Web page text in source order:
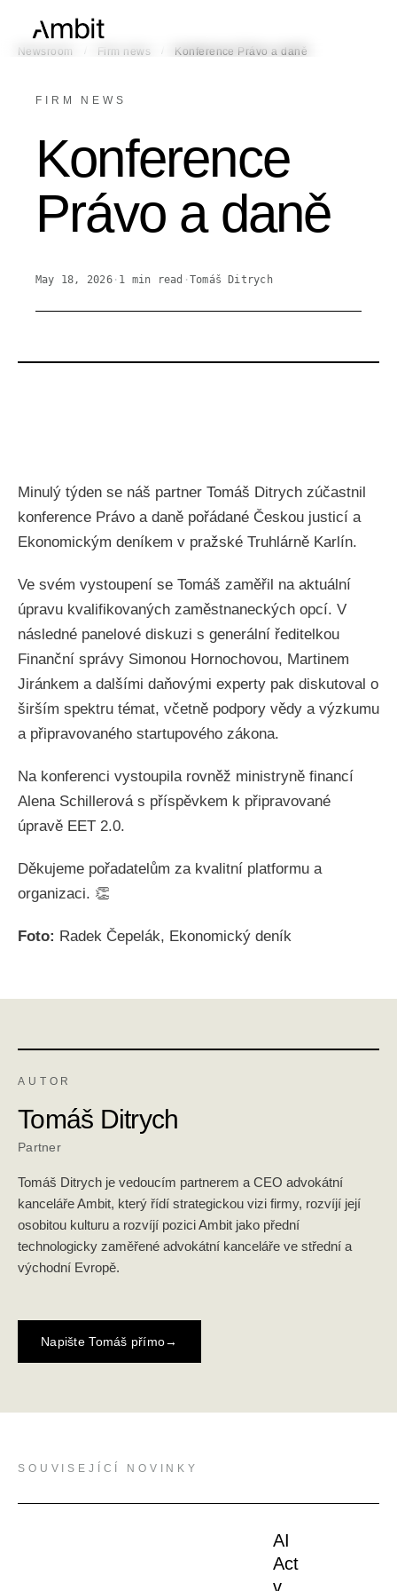
Newsroom / Firm news / Konference Právo a daně
FIRM NEWS
Konference
Právo a daně
May 18, 2026· 1 min read · Tomáš Ditrych
Minulý týden se náš partner Tomáš Ditrych zúčastnil
konference Právo a daně pořádané Českou justicí a
Ekonomickým deníkem v pražské Truhlárně Karlín.
Ve svém vystoupení se Tomáš zaměřil na aktuální
úpravu kvalifikovaných zaměstnaneckých opcí. V
následné panelové diskuzi s generální ředitelkou
Finanční správy Simonou Hornochovou, Martinem
Jiránkem a dalšími daňovými experty pak diskutoval o
širším spektru témat, včetně podpory vědy a výzkumu
a připravovaného startupového zákona.
Na konferenci vystoupila rovněž ministryně financí
Alena Schillerová s příspěvkem k připravované
úpravě EET 2.0.
Děkujeme pořadatelům za kvalitní platformu a
organizaci. 👏
Foto: Radek Čepelák, Ekonomický deník
AUTOR
Tomáš Ditrych
Partner
Tomáš Ditrych je vedoucím partnerem a CEO advokátní
kanceláře Ambit, který řídí strategickou vizi firmy, rozvíjí její
osobitou kulturu a rozvíjí pozici Ambit jako přední
technologicky zaměřené advokátní kanceláře ve střední a
východní Evropě.
Napište Tomáš přímo→
SOUVISEJÍCÍ NOVINKY
AI
Act
v